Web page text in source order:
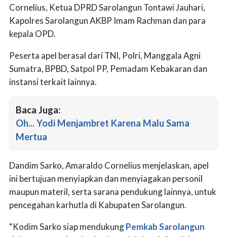
Cornelius, Ketua DPRD Sarolangun Tontawi Jauhari,
Kapolres Sarolangun AKBP Imam Rachman dan para
kepala OPD.
Peserta apel berasal dari TNI, Polri, Manggala Agni
Sumatra, BPBD, Satpol PP, Pemadam Kebakaran dan
instansi terkait lainnya.
Baca Juga:
Oh... Yodi Menjambret Karena Malu Sama
Mertua
Dandim Sarko, Amaraldo Cornelius menjelaskan, apel
ini bertujuan menyiapkan dan menyiagakan personil
maupun materil, serta sarana pendukung lainnya, untuk
pencegahan karhutla di Kabupaten Sarolangun.
“Kodim Sarko siap mendukungPemkab Sarolangun